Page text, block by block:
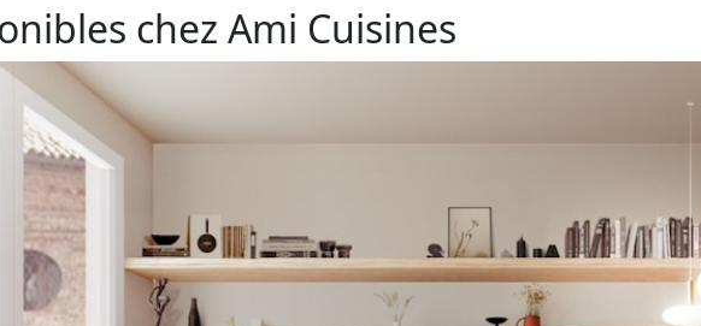
chez Ami Cuisines